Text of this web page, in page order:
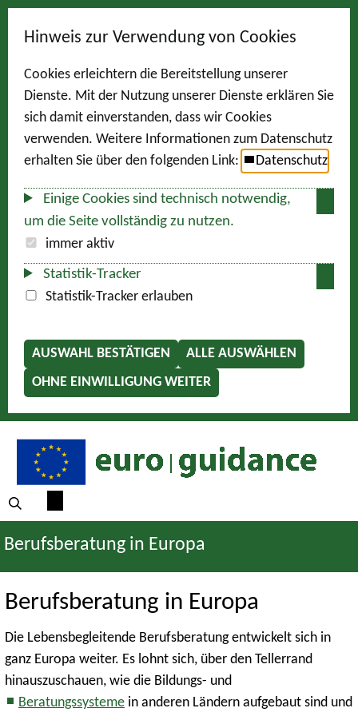
Hinweis zur Verwendung von Cookies
Cookies erleichtern die Bereitstellung unserer
Dienste. Mit der Nutzung unserer Dienste erklären Sie
sich damit einverstanden, dass wir Cookies
verwenden. Weitere Informationen zum Datenschutz
erhalten Sie über den folgenden Link:
Datenschutz
Einige Cookies sind technisch notwendig,
um die Seite vollständig zu nutzen.
immer aktiv
Statistik-Tracker
Statistik-Tracker erlauben
AUSWAHL BESTÄTIGEN
ALLE AUSWÄHLEN
OHNE EINWILLIGUNG WEITER
Berufsberatung in Europa
Berufsberatung in Europa
Die Lebensbegleitende Berufsberatung entwickelt sich in
ganz Europa weiter. Es lohnt sich, über den Tellerrand
hinauszuschauen, wie die Bildungs- und
Beratungssysteme in anderen Ländern aufgebaut sind und